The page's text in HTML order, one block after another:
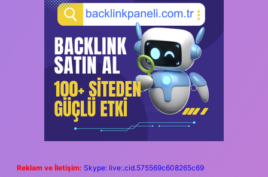
Reklam ve İletişim: Skype: live:.cid.575569c608265c69